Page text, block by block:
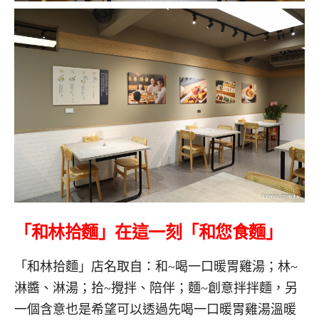
「和林拾麵」 在這一刻 「和您食麵」
「和林拾麵」店名取自：和~喝一口暖胃雞湯；林~
淋醬、淋湯；拾~攪拌、陪伴；麵~創意拌拌麵，另
一個含意也是希望可以透過先喝一口暖胃雞湯溫暖